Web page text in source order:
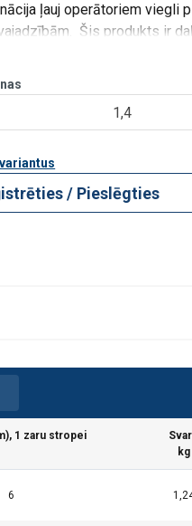
ļauj operātoriem viegli
Šis produkts ir
1,4
/ Pieslēgties
1 zaru stropei
kg
6